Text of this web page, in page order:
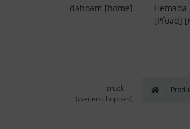
dahoam [home]
Hemada
[Pfoad]
zruck
(weiterschoppen)